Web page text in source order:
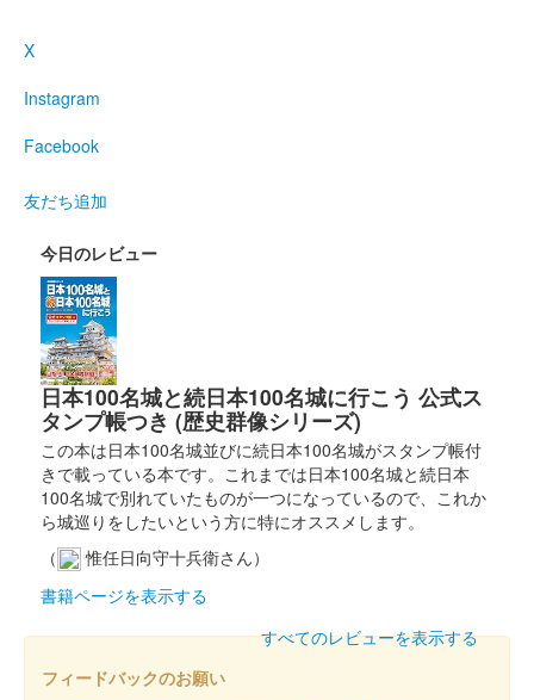
X
Instagram
Facebook
友だち追加
今日のレビュー
日本100名城と続日本100名城に行こう 公式ス
タンプ帳つき (歴史群像シリーズ)
この本は日本100名城並びに続日本100名城がスタンプ帳付
きで載っている本です。これまでは日本100名城と続日本
100名城で別れていたものが一つになっているので、これか
ら城巡りをしたいという方に特にオススメします。
（
惟任日向守十兵衛さん）
書籍ページを表示する
すべてのレビューを表示する
フィードバックのお願い